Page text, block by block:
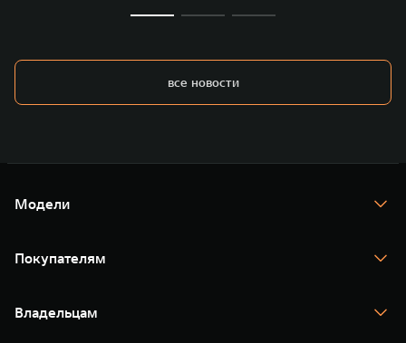
все новости
Модели
TANK 400
TANK 500
Покупателям
Тест-драйв
TANK Финансы
Владельцам